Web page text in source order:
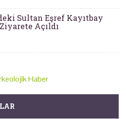
Sultan Eşref Kayıtbay
Açıldı